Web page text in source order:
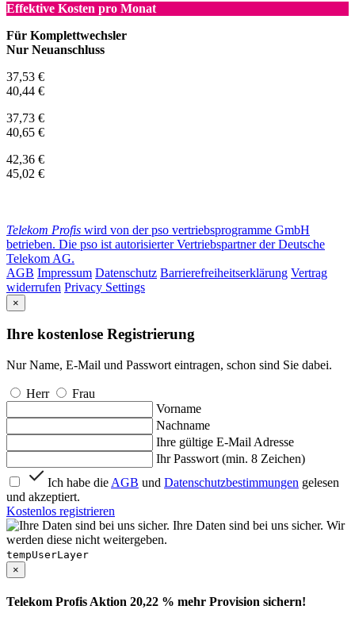
Effektive Kosten pro Monat
Für Komplettwechsler
Nur Neuanschluss
37,53 €
40,44 €
37,73 €
40,65 €
42,36 €
45,02 €
Telekom Profis wird von der pso vertriebsprogramme GmbH
betrieben. Die pso ist autorisierter Vertriebspartner der Deutsche
Telekom AG.
AGB Impressum Datenschutz Barrierefreiheitserklärung Vertrag
widerrufen Privacy Settings
×
Ihre kostenlose Registrierung
Nur Name, E-Mail und Passwort eintragen, schon sind Sie dabei.
Herr
Frau
Vorname
Nachname
Ihre gültige E-Mail Adresse
Ihr Passwort (min. 8 Zeichen)
Ich habe die AGB und Datenschutzbestimmungen gelesen
und akzeptiert.
Kostenlos registrieren
Ihre Daten sind bei uns sicher. Wir
werden diese nicht weitergeben.
tempUserLayer
×
Telekom Profis Aktion 20,22 % mehr Provision sichern!